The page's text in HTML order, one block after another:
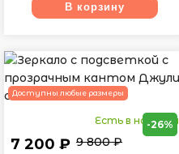
В корзину
Доступны любые размеры
Есть в наличии
7 200 ₽ 9 800 ₽
-26%